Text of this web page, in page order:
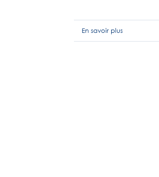
En savoir plus
Voir les images